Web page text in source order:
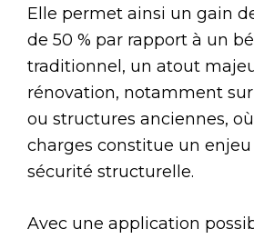
Elle permet ainsi un gain
de 50 % par rapport à un
traditionnel, un atout
rénovation, notamment
ou structures anciennes,
charges constitue un
sécurité structurelle.
Avec une application